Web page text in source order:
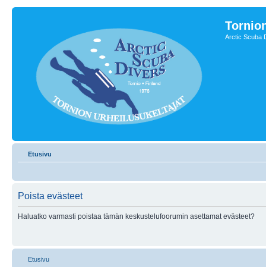
Arctic Scuba
Etusivu
Poista evästeet
Haluatko varmasti poistaa tämän keskustelufoorumin asettamat evästeet?
Etusivu